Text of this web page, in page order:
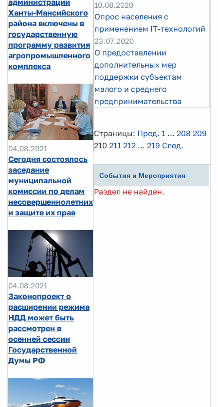
администрации
Ханты-Мансийского
района включены в
государственную
программу развития
агропромышленного
комплекса
04.08.2021
Сегодня состоялось
заседание
муниципальной
комиссии по делам
несовершеннолетних
и защите их прав
04.08.2021
Законопроект о
расширении режима
НДД может быть
рассмотрен в
осенней сессии
Государственной
Думы РФ
10.08.2020
Опрос населения с
применением IT-технологий
23.07.2020
O предоставлении
дополнительных мер
поддержки субъектам
малого и среднего
предпринимательства
Страницы: Пред. 1 ... 208 209
210 211 212 ... 219 След.
События и Мероприятия
Раздел не найден.